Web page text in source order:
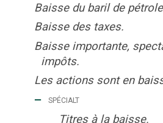
Baisse du baril de
Baisse des taxes.
Baisse importante,
impôts.
Les actions sont en
‒ spécialt
Titres à la baisse.